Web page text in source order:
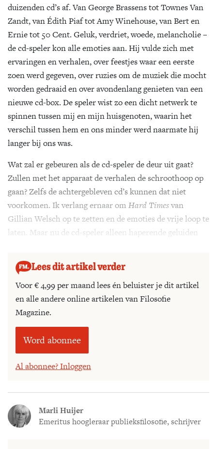
duizenden cd’s af. Van George Brassens tot Townes Van
Zandt, van Édith Piaf tot Amy Winehouse, van Bert en
Ernie tot 50 Cent. Geluk, verdriet, woede, melancholie –
de cd-speler kon alle emoties aan. Hij vulde zich met
ervaringen en verhalen, over feestjes waar een eerste
zoen werd gegeven, over ruzies om de muziek die mocht
worden gedraaid en over avondenlang genieten van een
nieuwe cd-box. De speler wist zo een dicht netwerk te
spinnen tussen mij en mijn huisgenoten, waarin het
verschil tussen hem en ons minder werd naarmate hij
langer bij ons was.
Wat zal er gebeuren als de cd-speler de deur uit gaat?
Zullen met het apparaat de verhalen de schroothoop op
gaan? Zelfs de achtergebleven cd’s kunnen dat niet
voorkomen. Ik verlang ernaar om Hard Timesvan
Gillian Welsch op te zetten en de emoties de vrije loop te
laten. Maar nu de cd-speler alleen haperende geluiden
Lees dit artikel verder
Voor € 4,99 per maand lees én beluister je dit artikel
en alle andere online artikelen van Filosofie
Magazine.
Word abonnee
Al abonnee? Inloggen
Marli Huijer
Emeritus hoogleraar publieksfilosofie, schrijver